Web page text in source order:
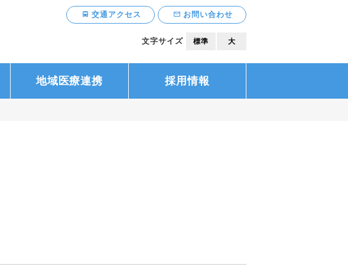
交通アクセス お問い合わせ
文字サイズ 標準 大
地域医療連携 採用情報